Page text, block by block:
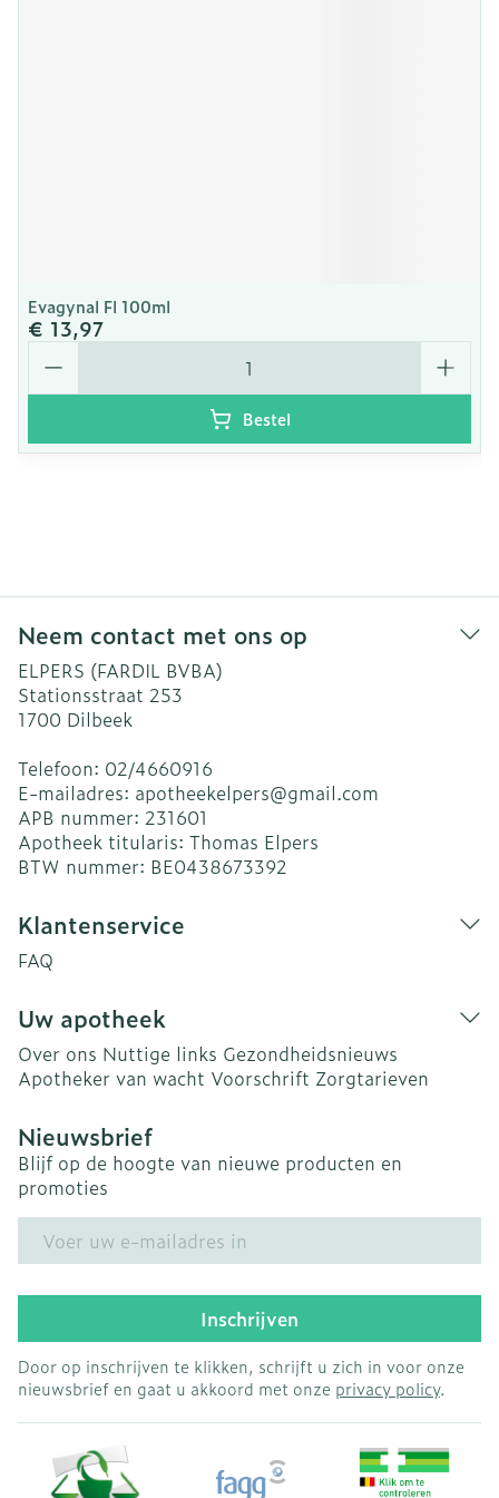
Evagynal Fl 100ml
€ 13,97
Aantal
Bestel
Neem contact met ons op
ELPERS (FARDIL BVBA)
Stationsstraat 253
1700 Dilbeek
Telefoon: 02/4660916
E-mailadres: apotheekelpers@gmail.com
APB nummer: 231601
Apotheek titularis: Thomas Elpers
BTW nummer: BE0438673392
Klantenservice
FAQ
Uw apotheek
Over ons Nuttige links Gezondheidsnieuws
Apotheker van wacht Voorschrift Zorgtarieven
Nieuwsbrief
Blijf op de hoogte van nieuwe producten en
promoties
Inschrijven
Door op inschrijven te klikken, schrijft u zich in voor onze
nieuwsbrief en gaat u akkoord met onze privacy policy.